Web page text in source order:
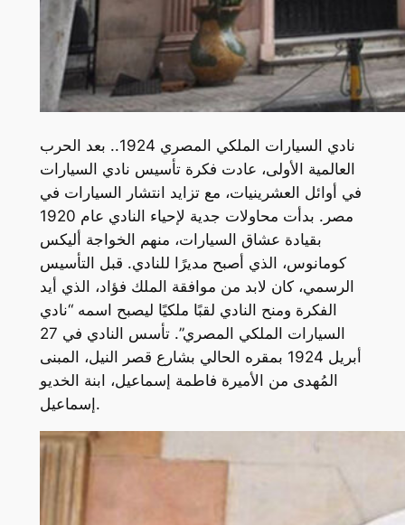
نادي السيارات الملكي المصري 1924.. بعد الحرب
العالمية الأولى، عادت فكرة تأسيس نادي السيارات
في أوائل العشرينيات، مع تزايد انتشار السيارات في
مصر. بدأت محاولات جدية لإحياء النادي عام 1920
بقيادة عشاق السيارات، منهم الخواجة أليكس
كومانوس، الذي أصبح مديرًا للنادي. قبل التأسيس
الرسمي، كان لابد من موافقة الملك فؤاد، الذي أيد
الفكرة ومنح النادي لقبًا ملكيًا ليصبح اسمه “نادي
السيارات الملكي المصري”. تأسس النادي في 27
أبريل 1924 بمقره الحالي بشارع قصر النيل، المبنى
المُهدى من الأميرة فاطمة إسماعيل، ابنة الخديو
إسماعيل.